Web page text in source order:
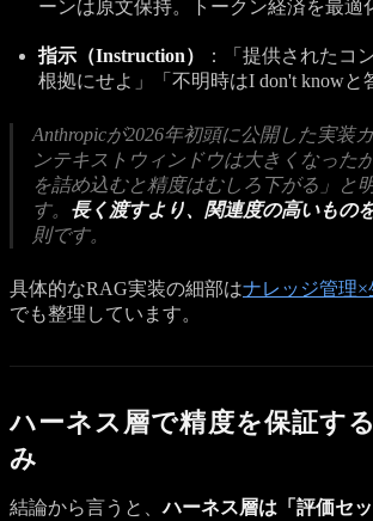
ーンは原文保持。トークン経済を最適
指示（Instruction）
：「提供されたコ
根拠にせよ」「不明時はI don't knowと
Anthropicが2026年初頭に公開した実装
ンテキストウィンドウは大きくなった
を詰め込むと精度はむしろ下がる」と
す。 長く渡すより、関連度の高いもの
則です。
具体的なRAG実装の細部はナレッジ管理
でも整理しています。
ハーネス層で精度を保証す
み
結論から言うと、ハーネス層は「評価セ